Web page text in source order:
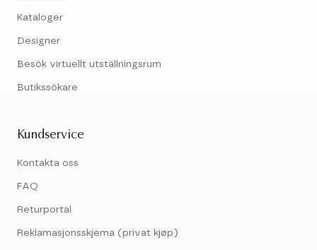
Kataloger
Designer
Besök virtuellt utställningsrum
Butikssökare
Kundservice
Kontakta oss
FAQ
Returportal
Reklamasjonsskjema (privat kjøp)